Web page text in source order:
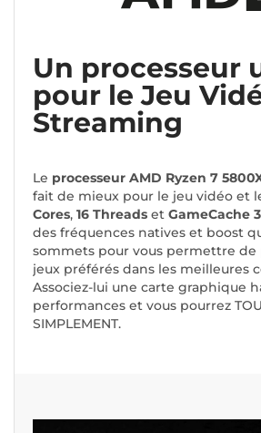
Un processeur
pour le Jeu
Streaming
Le processeur AMD Ryzen 7
fait de mieux pour le jeu vidéo et
Cores, 16 Threads et GameCache
des fréquences natives et boost
sommets pour vous permettre de
jeux préférés dans les meilleures
Associez-lui une carte graphique
performances et vous pourrez
SIMPLEMENT.